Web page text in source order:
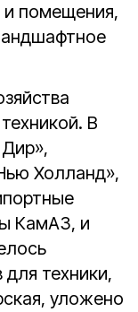
и помещения,
В
Холланд»,
КамАЗ, и
для техники,
уложено